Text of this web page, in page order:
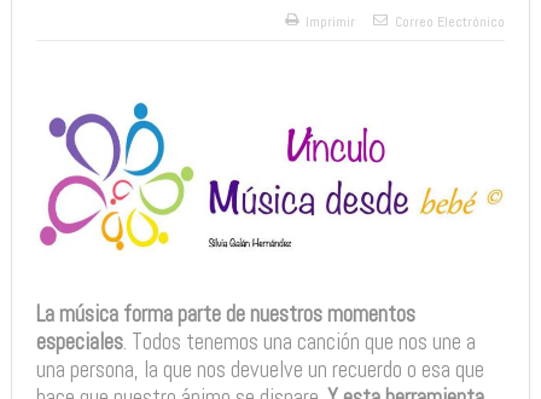
Imprimir Correo Electrónico
La música forma parte de nuestros momentos
especiales. Todos tenemos una canción que nos une a
una persona, la que nos devuelve un recuerdo o esa que